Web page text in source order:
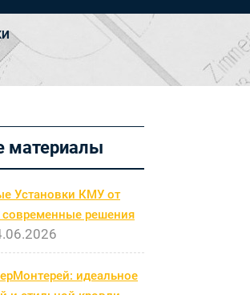
материалы
Установки КМУ от
решения
идеальное